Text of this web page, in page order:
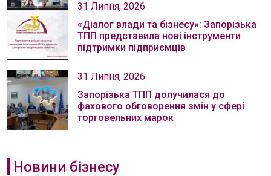
31 Липня, 2026
«Діалог влади та бізнесу»: Запорізька
ТПП представила нові інструменти
підтримки підприємців
31 Липня, 2026
Запорізька ТПП долучилася до
фахового обговорення змін у сфері
торговельних марок
Новини бізнесу